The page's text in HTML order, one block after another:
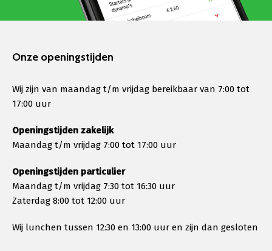
Onze openingstijden
Wij zijn van maandag t/m vrijdag bereikbaar van 7:00 tot
17:00 uur
Openingstijden zakelijk
Maandag t/m vrijdag 7:00 tot 17:00 uur
Openingstijden particulier
Maandag t/m vrijdag 7:30 tot 16:30 uur
Zaterdag 8:00 tot 12:00 uur
Wij lunchen tussen 12:30 en 13:00 uur en zijn dan gesloten